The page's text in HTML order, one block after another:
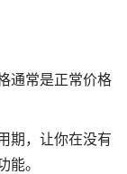
通常是正常价格
期，让你在没有
。